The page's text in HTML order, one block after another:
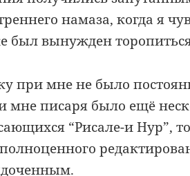
намаза, когда я
был вынужден
при мне не было
мне писаря было ещё
“Рисале-и Нур”,